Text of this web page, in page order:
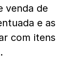
venda de
e as
com itens